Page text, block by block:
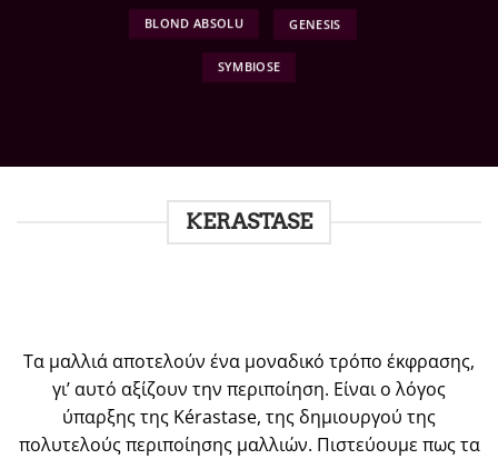
BLOND ABSOLU GENESIS
SYMBIOSE
KERASTASE
Τα μαλλιά αποτελούν ένα μοναδικό τρόπο έκφρασης,
γι’ αυτό αξίζουν την περιποίηση. Είναι ο λόγος
ύπαρξης της Kérastase, της δημιουργού της
πολυτελούς περιποίησης μαλλιών. Πιστεύουμε πως τα